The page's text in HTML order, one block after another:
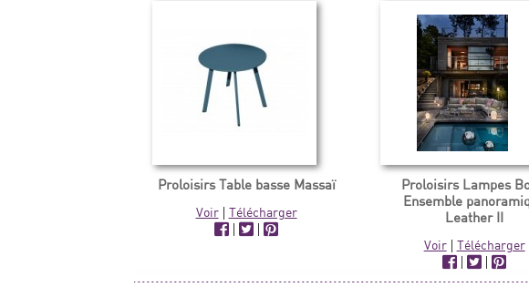
Proloisirs Table basse Massaï
Voir| Télécharger
|
|
Proloisirs Lampes
Ensemble
Leather II
Voir| Télécharger
|
|